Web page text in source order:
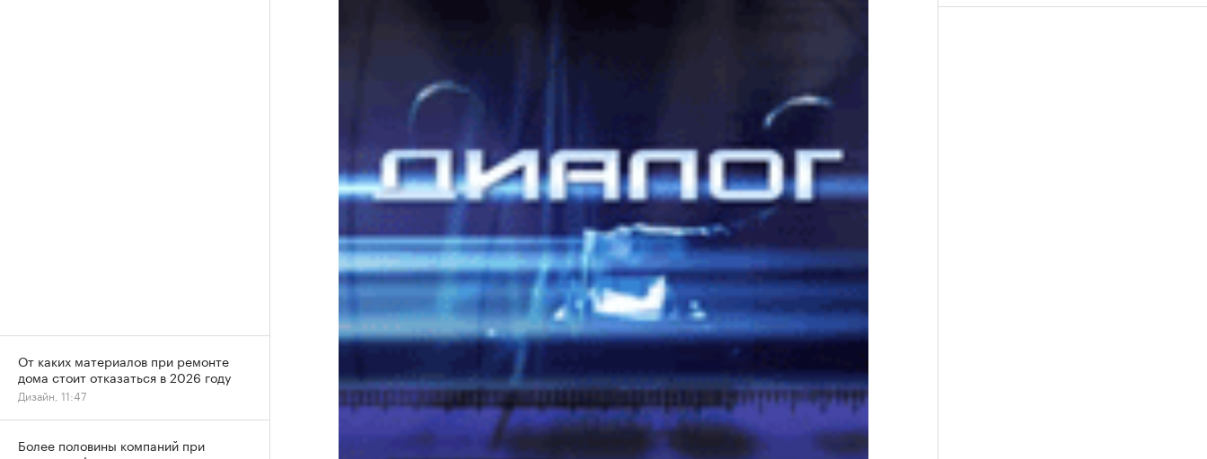
От каких материалов при ремонте
дома стоит отказаться в 2026 году
Дизайн, 11:47
Более половины компаний при